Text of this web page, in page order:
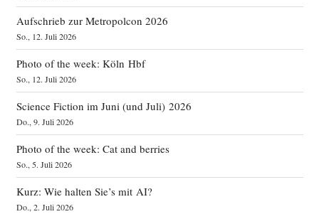
Aufschrieb zur Metropolcon 2026
So., 12. Juli 2026
Photo of the week: Köln Hbf
So., 12. Juli 2026
Science Fiction im Juni (und Juli) 2026
Do., 9. Juli 2026
Photo of the week: Cat and berries
So., 5. Juli 2026
Kurz: Wie halten Sie’s mit AI?
Do., 2. Juli 2026